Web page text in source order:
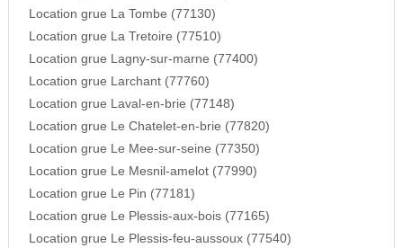
Location grue La Tombe (77130)
Location grue La Tretoire (77510)
Location grue Lagny-sur-marne (77400)
Location grue Larchant (77760)
Location grue Laval-en-brie (77148)
Location grue Le Chatelet-en-brie (77820)
Location grue Le Mee-sur-seine (77350)
Location grue Le Mesnil-amelot (77990)
Location grue Le Pin (77181)
Location grue Le Plessis-aux-bois (77165)
Location grue Le Plessis-feu-aussoux (77540)